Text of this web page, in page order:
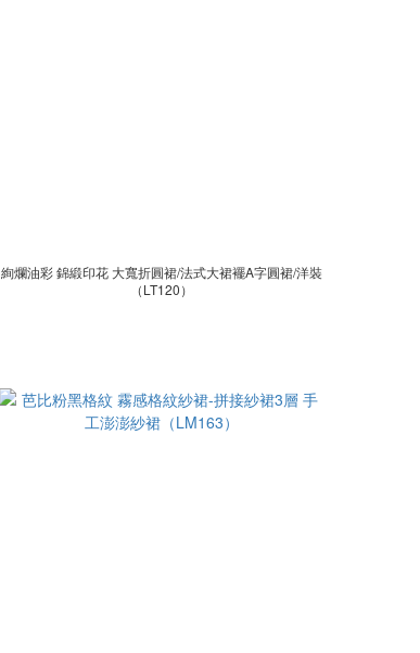
絢爛油彩 錦緞印花 大寬折圓裙/法式大裙襬A字圓裙/洋裝
（LT120）